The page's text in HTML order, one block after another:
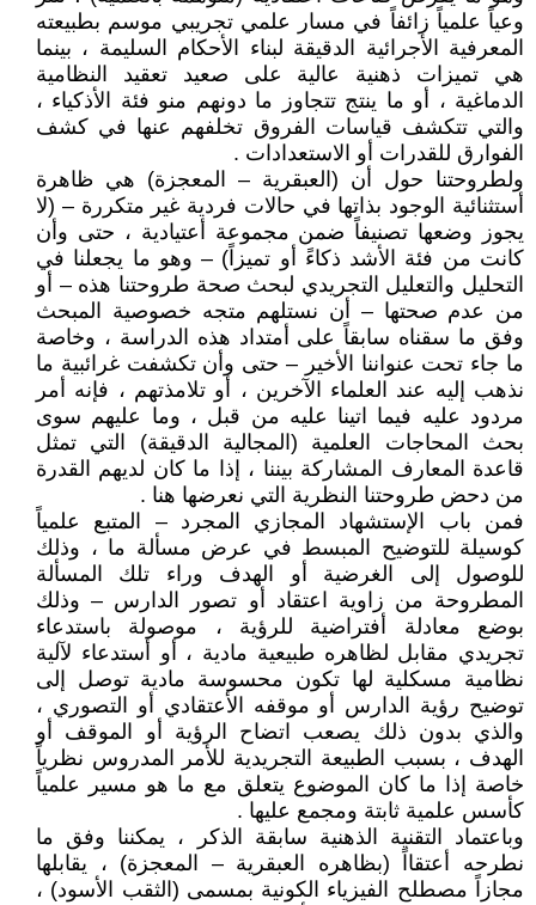
وعياً علمياً زائفاً في مسار علمي تجريبي موسم بطبيعته
المعرفية الأجرائية الدقيقة لبناء الأحكام السليمة ، بينما
هي تميزات ذهنية عالية على صعيد تعقيد النظامية
الدماغية ، أو ما ينتج تتجاوز ما دونهم منو فئة الأذكياء ،
والتي تتكشف قياسات الفروق تخلفهم عنها في كشف
الفوارق للقدرات أو الاستعدادات .
ولطروحتنا حول أن (العبقرية – المعجزة) هي ظاهرة
أستثنائية الوجود بذاتها في حالات فردية غير متكررة – (لا
يجوز وضعها تصنيفاً ضمن مجموعة أعتيادية ، حتى وأن
كانت من فئة الأشد ذكاءً أو تميزاً) – وهو ما يجعلنا في
التحليل والتعليل التجريدي لبحث صحة طروحتنا هذه – أو
من عدم صحتها – أن نستلهم متجه خصوصية المبحث
وفق ما سقناه سابقاً على أمتداد هذه الدراسة ، وخاصة
ما جاء تحت عنواننا الأخير – حتى وأن تكشفت غرائبية ما
نذهب إليه عند العلماء الآخرين ، أو تلامذتهم ، فإنه أمر
مردود عليه فيما اتينا عليه من قبل ، وما عليهم سوى
بحث المحاجات العلمية (المجالية الدقيقة) التي تمثل
قاعدة المعارف المشاركة بيننا ، إذا ما كان لديهم القدرة
من دحض طروحتنا النظرية التي نعرضها هنا .
فمن باب الإستشهاد المجازي المجرد – المتبع علمياً
كوسيلة للتوضيح المبسط في عرض مسألة ما ، وذلك
للوصول إلى الغرضية أو الهدف وراء تلك المسألة
المطروحة من زاوية اعتقاد أو تصور الدارس – وذلك
بوضع معادلة أفتراضية للرؤية ، موصولة باستدعاء
تجريدي مقابل لظاهره طبيعية مادية ، أو أستدعاء لآلية
نظامية مسكلية لها تكون محسوسة مادية توصل إلى
توضيح رؤية الدارس أو موقفه الأعتقادي أو التصوري ،
والذي بدون ذلك يصعب اتضاح الرؤية أو الموقف أو
الهدف ، بسبب الطبيعة التجريدية للأمر المدروس نظرياً
خاصة إذا ما كان الموضوع يتعلق مع ما هو مسير علمياً
كأسس علمية ثابتة ومجمع عليها .
وباعتماد التقنية الذهنية سابقة الذكر ، يمكننا وفق ما
نطرحه أعتقااً (بظاهره العبقرية – المعجزة) ، يقابلها
مجازاً مصطلح الفيزياء الكونية بمسمى (الثقب الأسود) ،